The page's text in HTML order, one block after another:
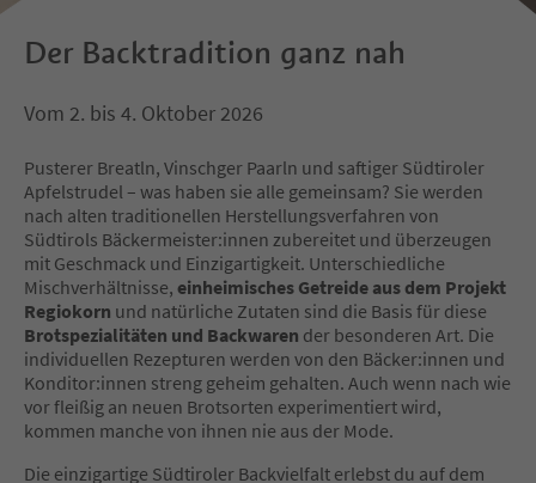
Der Backtradition ganz nah
Vom 2. bis 4. Oktober 2026
Pusterer Breatln, Vinschger Paarln und saftiger Südtiroler
Apfelstrudel – was haben sie alle gemeinsam? Sie werden
nach alten traditionellen Herstellungsverfahren von
Südtirols Bäckermeister:innen zubereitet und überzeugen
mit Geschmack und Einzigartigkeit. Unterschiedliche
Mischverhältnisse, einheimisches Getreide aus dem Projekt
Regiokorn und natürliche Zutaten sind die Basis für diese
Brotspezialitäten und Backwaren der besonderen Art. Die
individuellen Rezepturen werden von den Bäcker:innen und
Konditor:innen streng geheim gehalten. Auch wenn nach wie
vor fleißig an neuen Brotsorten experimentiert wird,
kommen manche von ihnen nie aus der Mode.
Die einzigartige Südtiroler Backvielfalt erlebst du auf dem